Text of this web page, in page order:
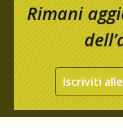
Rimani
Iscriviti